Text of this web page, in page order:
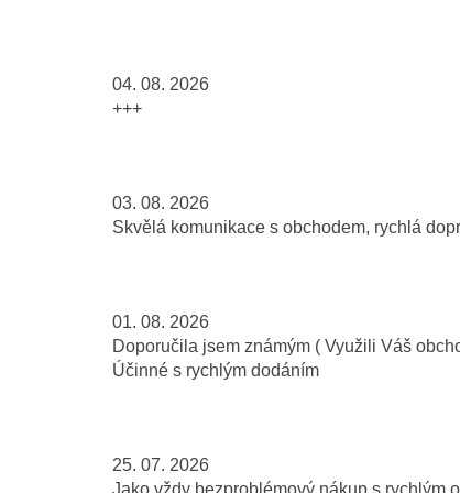
04. 08. 2026
+++
03. 08. 2026
Skvělá komunikace s obchodem, rychlá
01. 08. 2026
Doporučila jsem známým ( Využili Váš
Účinné s rychlým dodáním
25. 07. 2026
Jako vždy bezproblémový nákup s rychlým